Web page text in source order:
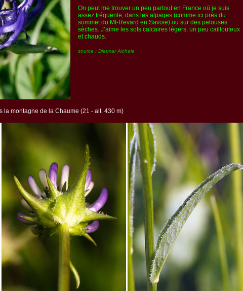
On peut me trouver un peu partout en France où je suis
assez fréquente, dans les alpages (comme ici près du
sommet du Mt-Revard en Savoie) ou sur des pelouses
sèches. J’aime les sols calcaires légers, un peu caillouteux
et chauds.
source : Dietmar Aichele
la montagne de la Chaume (21 - alt. 430 m)